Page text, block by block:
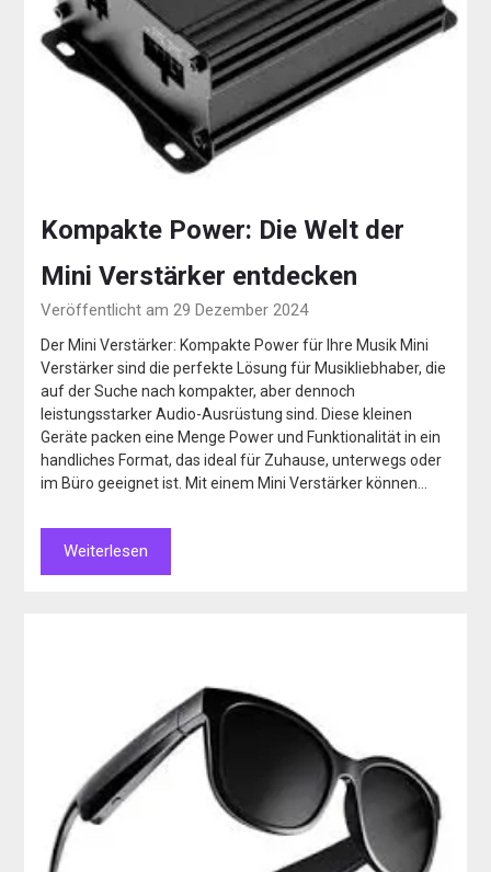
Kompakte Power: Die Welt der
Mini Verstärker entdecken
Veröffentlicht am 29 Dezember 2024
Der Mini Verstärker: Kompakte Power für Ihre Musik Mini
Verstärker sind die perfekte Lösung für Musikliebhaber, die
auf der Suche nach kompakter, aber dennoch
leistungsstarker Audio-Ausrüstung sind. Diese kleinen
Geräte packen eine Menge Power und Funktionalität in ein
handliches Format, das ideal für Zuhause, unterwegs oder
im Büro geeignet ist. Mit einem Mini Verstärker können…
Weiterlesen